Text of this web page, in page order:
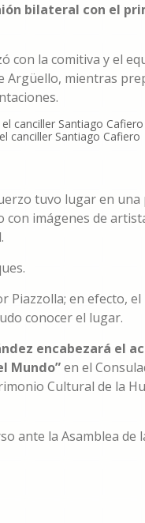
bilateral con el
con la comitiva y el
Argüello, mientras
canciller Santiago Cafiero
tuvo lugar en
imágenes de
Piazzolla; en efecto,
conocer el lugar.
encabezará el
Mundo”en el
Cultural de la
ante la Asamblea de